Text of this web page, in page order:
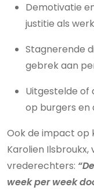
Demotivatie
justitie als
Stagnerende
gebrek aan
Uitgestelde
op burgers en
Ook de impact op
Karolien
vrederechters:
week per week